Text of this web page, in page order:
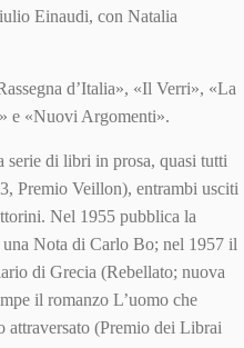
Einaudi, con Natalia
d’Italia», «Il Verri», «La
e «Nuovi Argomenti».
di libri in prosa, quasi tutti
Premio Veillon), entrambi usciti
Nel 1955 pubblica la
Nota di Carlo Bo; nel 1957 il
di Grecia (Rebellato; nuova
il romanzo L’uomo che
attraversato (Premio dei Librai